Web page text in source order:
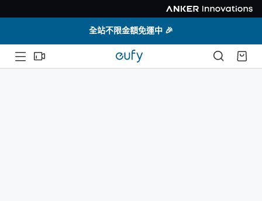
全站不限金額免運中 🎉